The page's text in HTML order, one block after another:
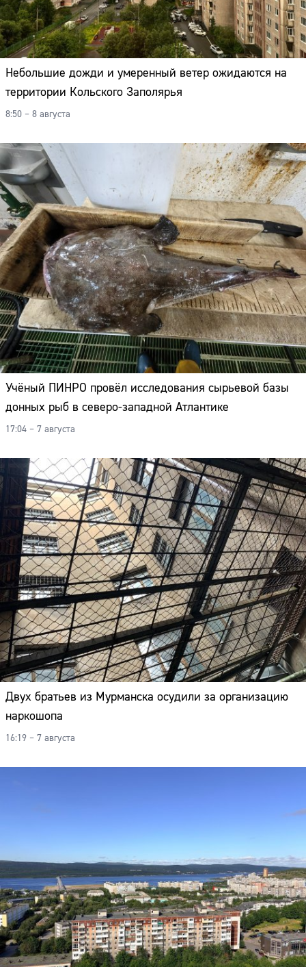
Небольшие дожди и умеренный ветер ожидаются на
территории Кольского Заполярья
8:50 – 8 августа
Учёный ПИНРО провёл исследования сырьевой базы
донных рыб в северо-западной Атлантике
17:04 – 7 августа
Двух братьев из Мурманска осудили за организацию
наркошопа
16:19 – 7 августа
Сайт: